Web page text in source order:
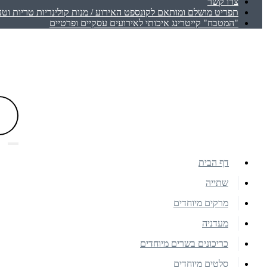
תפריט מושלם ומותאם לקונספט האירוע / מנות קולינריות טריות
"המטבח" קייטרינג איכותי לאירועים עסקיים ופרטיים
דף הבית
שתייה
מרקים מיוחדים
מעדניה
כריכונים בשרים מיוחדים
סלטים מיוחדים